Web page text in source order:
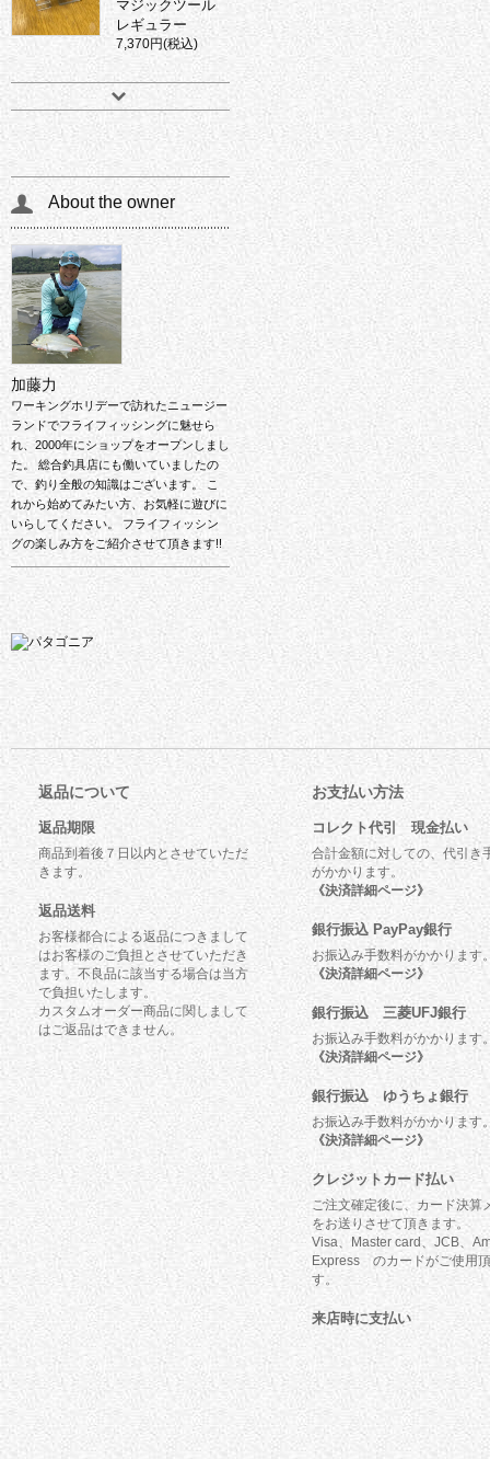
マジックツール
レギュラー
7,370円(税込)
About the owner
加藤力
ワーキングホリデーで訪れたニュージー
ランドでフライフィッシングに魅せら
れ、2000年にショップをオープンしまし
た。 総合釣具店にも働いていましたの
で、釣り全般の知識はございます。 こ
れから始めてみたい方、お気軽に遊びに
いらしてください。 フライフィッシン
グの楽しみ方をご紹介させて頂きます!!
返品について
返品期限
商品到着後７日以内とさせていただ
きます。
返品送料
お客様都合による返品につきまして
はお客様のご負担とさせていただき
ます。不良品に該当する場合は当方
で負担いたします。
カスタムオーダー商品に関しまして
はご返品はできません。
お支払い方法
コレクト代引 現金払い
合計金額に対しての、代引き
がかかります。
《決済詳細ページ》
銀行振込 PayPay銀行
お振込み手数料がかかります
《決済詳細ページ》
銀行振込 三菱UFJ銀行
お振込み手数料がかかります
《決済詳細ページ》
銀行振込 ゆうちょ銀行
お振込み手数料がかかります
《決済詳細ページ》
クレジットカード払い
ご注文確定後に、カード決算
をお送りさせて頂きます。
Visa、Master card、JCB、
Express のカードがご使用
す。
来店時に支払い